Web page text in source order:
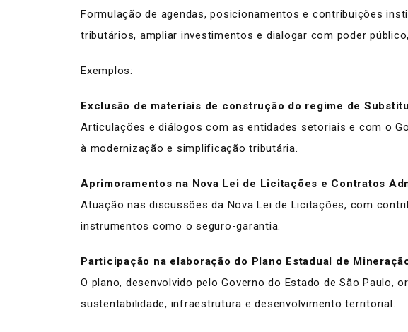
Formulação de agendas, posicionamentos e contribuições
tributários, ampliar investimentos e dialogar com poder
Exemplos:
Exclusão de materiais de construção do regime de
Articulações e diálogos com as entidades setoriais e com o
à modernização e simplificação tributária.
Aprimoramentos na Nova Lei de Licitações e Contratos
Atuação nas discussões da Nova Lei de Licitações, com
instrumentos como o seguro-garantia.
Participação na elaboração do Plano Estadual de
O plano, desenvolvido pelo Governo do Estado de São Paulo,
sustentabilidade, infraestrutura e desenvolvimento territorial.